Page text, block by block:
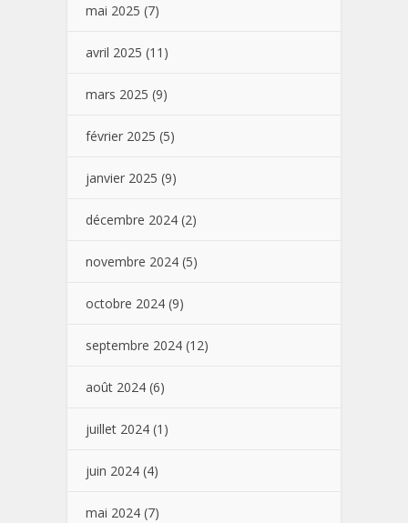
mai 2025 (7)
avril 2025 (11)
mars 2025 (9)
février 2025 (5)
janvier 2025 (9)
décembre 2024 (2)
novembre 2024 (5)
octobre 2024 (9)
septembre 2024 (12)
août 2024 (6)
juillet 2024 (1)
juin 2024 (4)
mai 2024 (7)